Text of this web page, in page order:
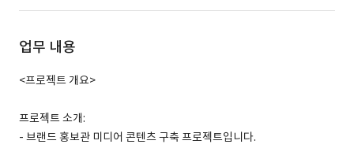
업무 내용
<프로젝트 개요>
프로젝트 소개:
- 브랜드 홍보관 미디어 콘텐츠 구축 프로젝트입니다.